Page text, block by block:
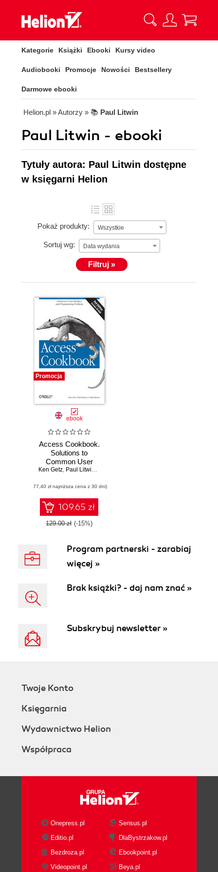
Kategorie Książki Ebooki Kursy video
Audiobooki Promocje Nowości Bestsellery
Darmowe ebooki
Helion.pl » Autorzy » 📚 Paul Litwin
Paul Litwin - ebooki
Tytuły autora: Paul Litwin dostępne
w księgarni Helion
Pokaż produkty: Wszystkie
Sortuj wg: Data wydania
Filtruj »
Promocja
ebook
Access Cookbook.
Solutions to
Common User
Interface &
Problems. 2nd
Edition
Ken Getz, Paul Litwin ,
(77,40 zł najniższa cena z 30 dni)
109.65 zł
129.00 zł (-15%)
Program partnerski - zarabiaj
więcej »
Brak książki? - daj nam znać »
Subskrybuj newsletter »
Twoje Konto
Księgarnia
Wydawnictwo Helion
Współpraca
Onepress.pl
Sensus.pl
Editio.pl
DlaBystrzakow.pl
Bezdroza.pl
Ebookpoint.pl
Videopoint.pl
Beya.pl